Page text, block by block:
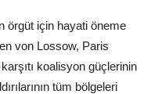
örgüt için hayati öneme
von Lossow, Paris
karşıtı koalisyon güçlerinin
tüm bölgeleri